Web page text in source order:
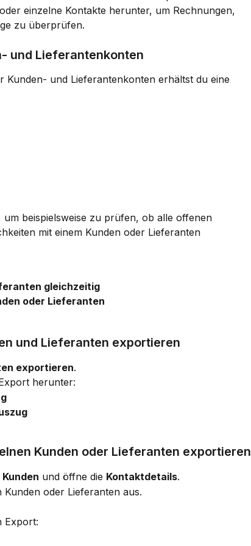
einzelne Kontakte herunter, um Rechnungen,
zu überprüfen.
und Lieferantenkonten
und Lieferantenkonten erhältst du eine
beispielsweise zu prüfen, ob alle offenen
mit einem Kunden oder Lieferanten
gleichzeitig
oder Lieferanten
und Lieferanten exportieren
exportieren.
herunter:
Kunden oder Lieferanten exportieren
und öffne die Kontaktdetails.
oder Lieferanten aus.
Export: